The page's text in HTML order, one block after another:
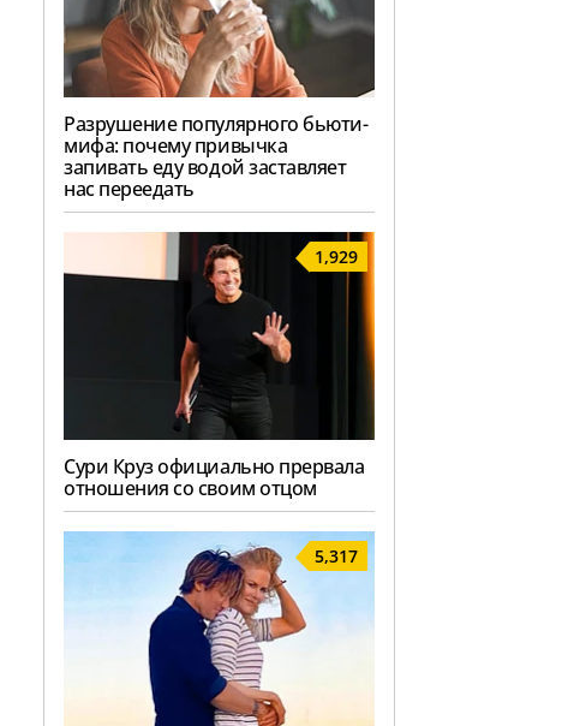
Разрушение популярного бьюти-
мифа: почему привычка
запивать еду водой заставляет
нас переедать
1,929
Сури Круз официально прервала
отношения со своим отцом
5,317